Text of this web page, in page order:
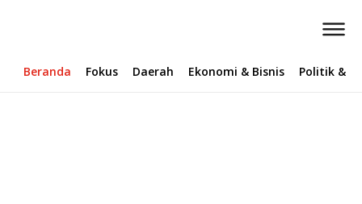
Beranda Fokus Daerah Ekonomi & Bisnis Politik &